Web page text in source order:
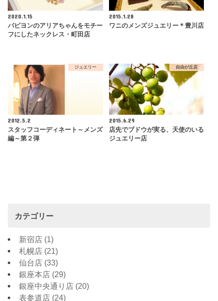
2020.1.15
パピヨンのアリアちゃんをモチー
フにしたネックレス・町田店
2015.1.28
ワニのメンズジュエリー＊豊川店
ジュエリー
2012.5.2
スタッフコーディネート～メンズ
編～第２弾
自由が丘店
2015.6.29
店先でブドウが実る、天使のいる
ジュエリー店
カテゴリー
新宿店 (1)
札幌店 (21)
仙台店 (33)
銀座本店 (29)
銀座中央通り店 (20)
表参道店 (24)